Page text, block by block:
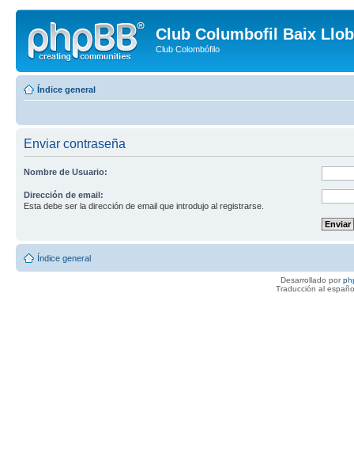
Club Columbofil Baix
Club Colombófilo
Índice general
Enviar contraseña
Nombre de Usuario:
Dirección de email:
Esta debe ser la dirección de email que introdujo al registrarse.
Índice general
Desarrollado por
Traducción al